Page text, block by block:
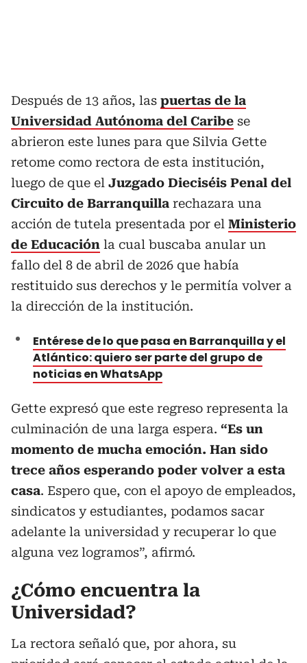
Después de 13 años, las puertas de la
Universidad Autónoma del Caribe se
abrieron este lunes para que Silvia Gette
retome como rectora de esta institución,
luego de que el Juzgado Dieciséis Penal del
Circuito de Barranquilla rechazara una
acción de tutela presentada por el Ministerio
de Educación la cual buscaba anular un
fallo del 8 de abril de 2026 que había
restituido sus derechos y le permitía volver a
la dirección de la institución.
Entérese de lo que pasa en Barranquilla y el
Atlántico: quiero ser parte del grupo de
noticias en WhatsApp
Gette expresó que este regreso representa la
culminación de una larga espera. “Es un
momento de mucha emoción. Han sido
trece años esperando poder volver a esta
casa. Espero que, con el apoyo de empleados,
sindicatos y estudiantes, podamos sacar
adelante la universidad y recuperar lo que
alguna vez logramos”, afirmó.
¿Cómo encuentra la
Universidad?
La rectora señaló que, por ahora, su